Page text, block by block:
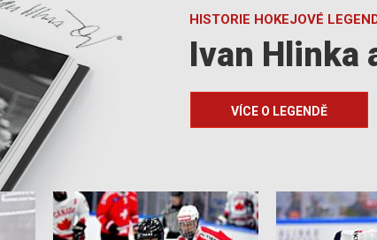
HISTORIE HOKEJOVÉ
Ivan Hlinka
VÍCE O LEGENDĚ